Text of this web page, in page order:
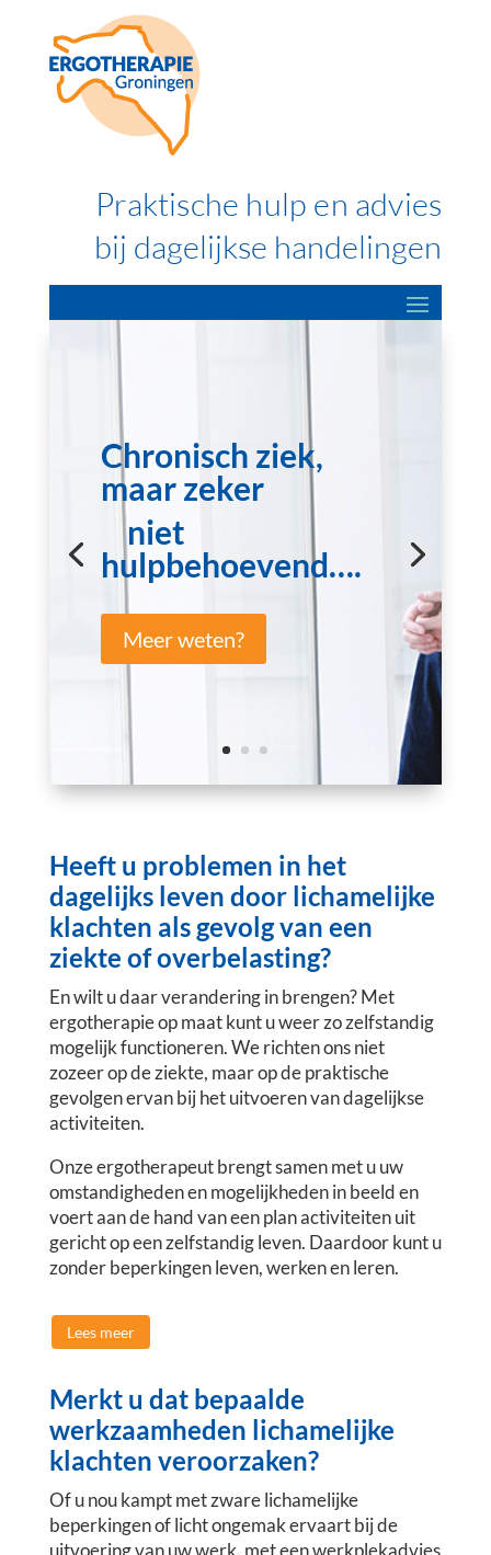
Praktische hulp en advies
bij dagelijkse handelingen
Chronisch ziek,
maar zeker
niet
hulpbehoevend….
Meer weten?
Heeft u problemen in het
dagelijks leven door lichamelijke
klachten als gevolg van een
ziekte of overbelasting?
En wilt u daar verandering in brengen? Met
ergotherapie op maat kunt u weer zo zelfstandig
mogelijk functioneren. We richten ons niet
zozeer op de ziekte, maar op de praktische
gevolgen ervan bij het uitvoeren van dagelijkse
activiteiten.
Onze ergotherapeut brengt samen met u uw
omstandigheden en mogelijkheden in beeld en
voert aan de hand van een plan activiteiten uit
gericht op een zelfstandig leven. Daardoor kunt u
zonder beperkingen leven, werken en leren.
Lees meer
Merkt u dat bepaalde
werkzaamheden lichamelijke
klachten veroorzaken?
Of u nou kampt met zware lichamelijke
beperkingen of licht ongemak ervaart bij de